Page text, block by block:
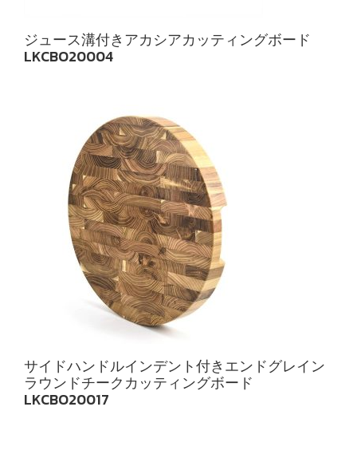
ジュース溝付きアカシアカッティングボード
LKCBO20004
サイドハンドルインデント付きエンドグレイン
ラウンドチークカッティングボード
LKCBO20017